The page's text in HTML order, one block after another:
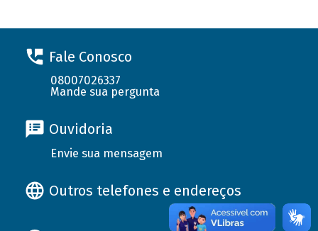
Fale Conosco
08007026337
Mande sua pergunta
Ouvidoria
Envie sua mensagem
Outros telefones e endereços